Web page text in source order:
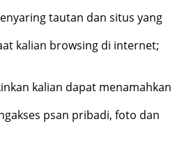
tautan dan situs yang
kalian browsing di internet;
kalian dapat menamahkan
psan pribadi, foto dan